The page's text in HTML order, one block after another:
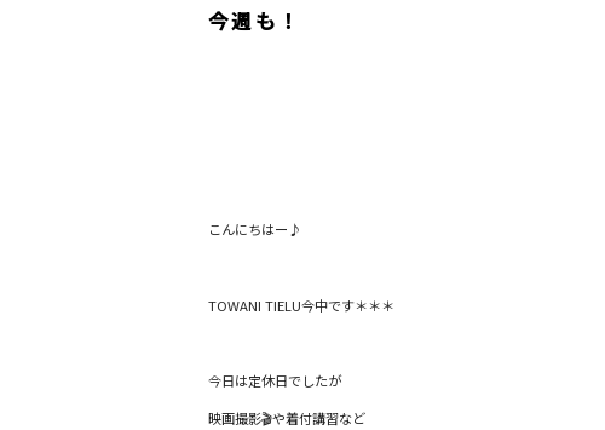
今週も！
こんにちはー♪
TOWANI TIELU今中です＊＊＊
今日は定休日でしたが
映画撮影🎬や着付講習など